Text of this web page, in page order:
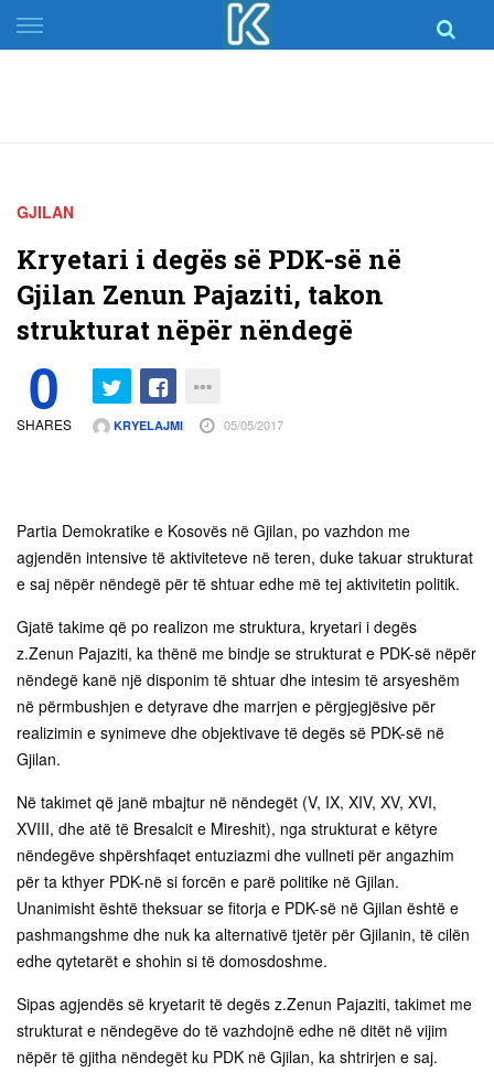
Skip
to
GJILAN
Kryetari i degës së PDK-së në
Gjilan Zenun Pajaziti, takon
strukturat nëpër nëndegë
0
SHARES KRYELAJMI 05/05/2017
Partia Demokratike e Kosovës në Gjilan, po vazhdon me
agjendën intensive të aktiviteteve në teren, duke takuar strukturat
e saj nëpër nëndegë për të shtuar edhe më tej aktivitetin politik.
Gjatë takime që po realizon me struktura, kryetari i degës
z.Zenun Pajaziti, ka thënë me bindje se strukturat e PDK-së nëpër
nëndegë kanë një disponim të shtuar dhe intesim të arsyeshëm
në përmbushjen e detyrave dhe marrjen e përgjegjësive për
realizimin e synimeve dhe objektivave të degës së PDK-së në
Gjilan.
Në takimet që janë mbajtur në nëndegët (V, IX, XIV, XV, XVI,
XVIII, dhe atë të Bresalcit e Mireshit), nga strukturat e këtyre
nëndegëve shpërshfaqet entuziazmi dhe vullneti për angazhim
për ta kthyer PDK-në si forcën e parë politike në Gjilan.
Unanimisht është theksuar se fitorja e PDK-së në Gjilan është e
pashmangshme dhe nuk ka alternativë tjetër për Gjilanin, të cilën
edhe qytetarët e shohin si të domosdoshme.
Sipas agjendës së kryetarit të degës z.Zenun Pajaziti, takimet me
strukturat e nëndegëve do të vazhdojnë edhe në ditët në vijim
nëpër të gjitha nëndegët ku PDK në Gjilan, ka shtrirjen e saj.